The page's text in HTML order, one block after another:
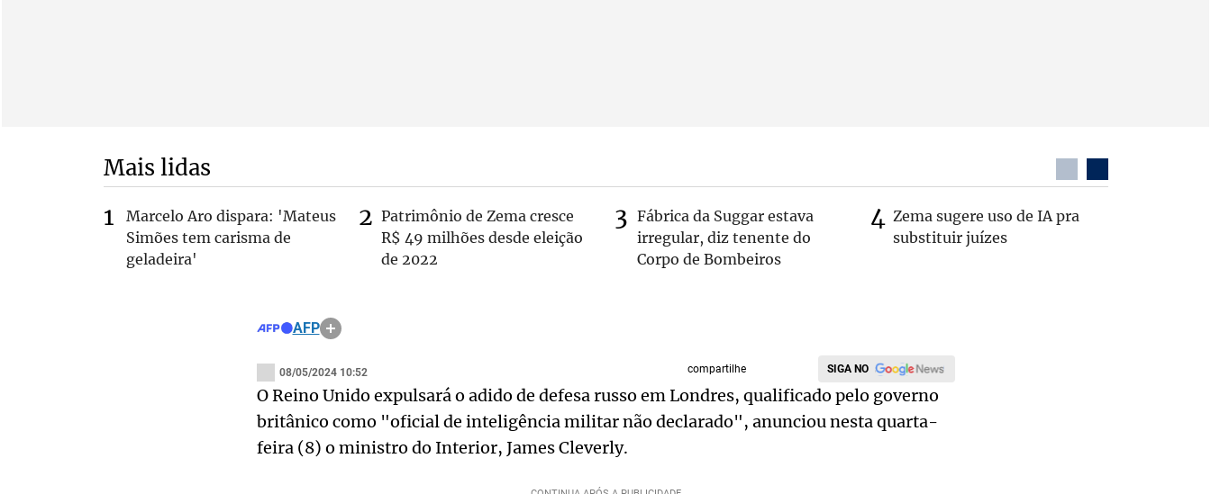
Mais lidas
Marcelo Aro dispara: 'Mateus
Simões tem carisma de
geladeira'
Patrimônio de Zema cresce
R$ 49 milhões desde eleição
de 2022
Fábrica da Suggar estava
irregular, diz tenente do
Corpo de Bombeiros
Zema sugere uso de IA pra
substituir juízes
AFP
08/05/2024 10:52 compartilhe SIGA NO
O Reino Unido expulsará o adido de defesa russo em Londres, qualificado pelo governo
britânico como "oficial de inteligência militar não declarado", anunciou nesta quarta-
feira (8) o ministro do Interior, James Cleverly.